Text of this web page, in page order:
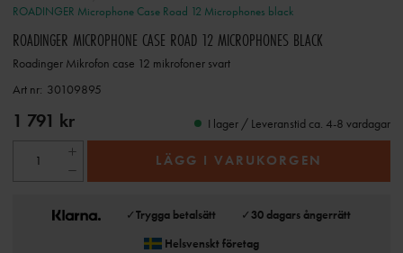
ROADINGER Microphone Case Road 12 Microphones black
ROADINGER MICROPHONE CASE ROAD 12 MICROPHONES BLACK
Roadinger Mikrofon case 12 mikrofoner svart
Art nr: 30109895
1 791 kr I lager / Leveranstid ca. 4-8 vardagar
LÄGG I VARUKORGEN
✓Trygga betalsätt ✓30 dagars ångerrätt
Helsvenskt företag